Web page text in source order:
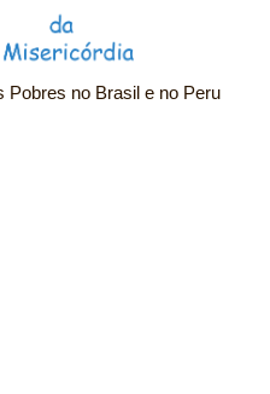
no Brasil e no Peru